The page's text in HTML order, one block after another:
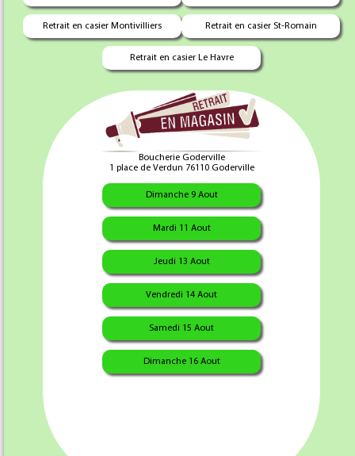
Retrait en casier Montivilliers Retrait en casier St-Romain
Retrait en casier Le Havre
Boucherie Goderville
1 place de Verdun 76110 Goderville
Dimanche 9 Aout
Mardi 11 Aout
Jeudi 13 Aout
Vendredi 14 Aout
Samedi 15 Aout
Dimanche 16 Aout
Plats Cuisinés
"Lasagne Maison X 3 kilo"
Lasagne Maison X 3 kilo